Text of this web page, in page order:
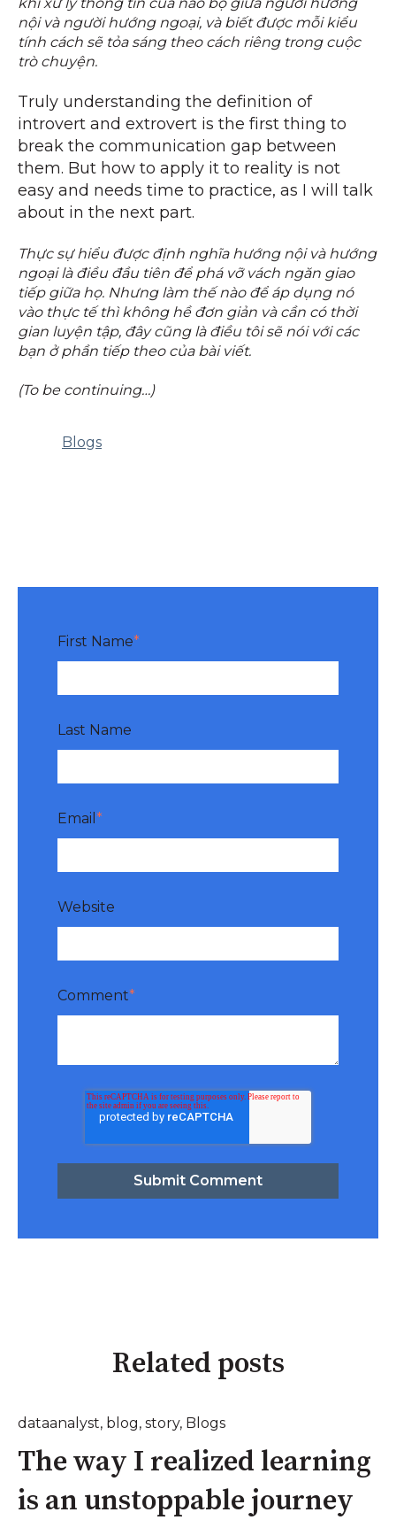
nội và người hướng ngoại, và biết được mỗi kiểu
tính cách sẽ tỏa sáng theo cách riêng trong cuộc
trò chuyện.
Truly understanding the definition of
introvert and extrovert is the first thing to
break the communication gap between
them. But how to apply it to reality is not
easy and needs time to practice, as I will talk
about in the next part.
Thực sự hiểu được định nghĩa hướng nội và hướng
ngoại là điều đầu tiên để phá vỡ vách ngăn giao
tiếp giữa họ. Nhưng làm thế nào để áp dụng nó
vào thực tế thì không hề đơn giản và cần có thời
gian luyện tập, đây cũng là điều tôi sẽ nói với các
bạn ở phần tiếp theo của bài viết.
(To be continuing…)
Blogs
First Name*
Last Name
Email *
Website
Comment*
Related posts
dataanalyst, blog, story, Blogs
The way I realized learning
is an unstoppable journey